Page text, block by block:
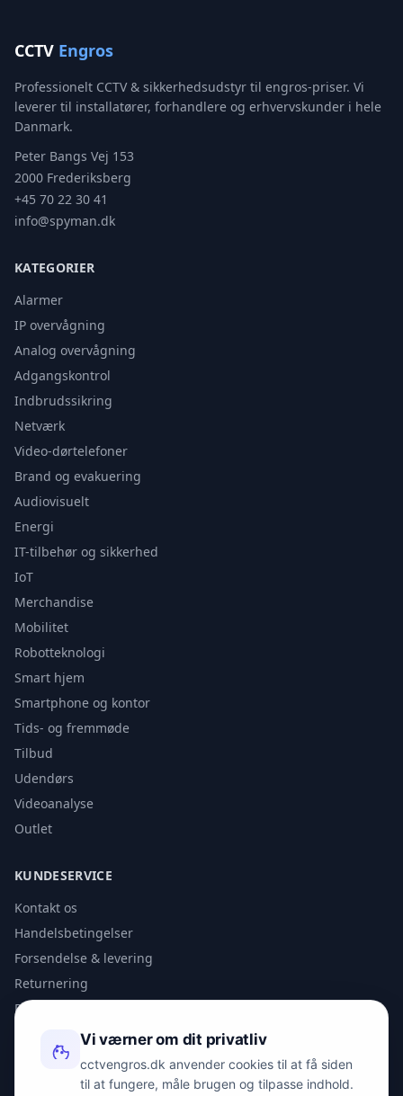
CCTV Engros
Professionelt CCTV & sikkerhedsudstyr til engros-priser. Vi
leverer til installatører, forhandlere og erhvervskunder i hele
Danmark.
Peter Bangs Vej 153
2000 Frederiksberg
+45 70 22 30 41
info@spyman.dk
KATEGORIER
Alarmer
IP overvågning
Analog overvågning
Adgangskontrol
Indbrudssikring
Netværk
Video-dørtelefoner
Brand og evakuering
Audiovisuelt
Energi
IT-tilbehør og sikkerhed
IoT
Merchandise
Mobilitet
Robotteknologi
Smart hjem
Smartphone og kontor
Tids- og fremmøde
Tilbud
Udendørs
Videoanalyse
Outlet
KUNDESERVICE
Kontakt os
Handelsbetingelser
Forsendelse & levering
Returnering
Privatlivspolitik
KONTAKT
info@spyman.dk
Vi værner om dit privatliv
cctvengros.dk anvender cookies til at få siden
til at fungere, måle brugen og tilpasse indhold.